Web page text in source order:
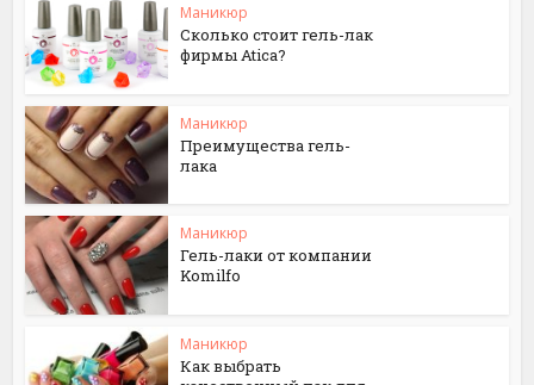
Маникюр
Сколько стоит гель-лак
фирмы Atica?
Маникюр
Преимущества гель-
лака
Маникюр
Гель-лаки от компании
Komilfo
Маникюр
Как выбрать